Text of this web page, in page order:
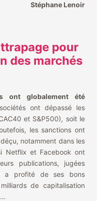
Stéphane Lenoir
pour
des marchés
ont globalement été
ont dépassé les
et S&P500), soit le
les sanctions ont
notamment dans les
Netflix et Facebook ont
publications, jugées
a profité de ses bons
de capitalisation